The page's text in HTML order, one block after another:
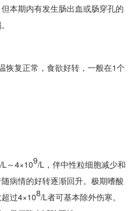
本期内有发生肠出血或肠穿孔的
恢复正常，食欲好转，一般在1个
/L～4×109/L，伴中性粒细胞减少和
病情的好转逐渐回升。极期嗜酸
过4×108/L者可基本除外伤寒。